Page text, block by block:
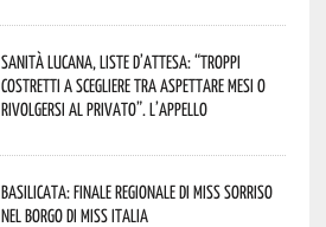
Sanità lucana, liste d’attesa: “Troppi
costretti a scegliere tra aspettare mesi o
rivolgersi al privato”. L’appello
Basilicata: finale regionale di Miss Sorriso
nel borgo di Miss Italia